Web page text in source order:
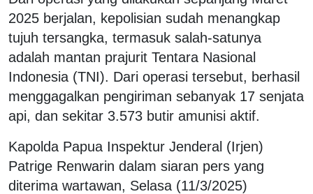
2025 berjalan, kepolisian sudah menangkap
tujuh tersangka, termasuk salah-satunya
adalah mantan prajurit Tentara Nasional
Indonesia (TNI). Dari operasi tersebut, berhasil
menggagalkan pengiriman sebanyak 17 senjata
api, dan sekitar 3.573 butir amunisi aktif.
Kapolda Papua Inspektur Jenderal (Irjen)
Patrige Renwarin dalam siaran pers yang
diterima wartawan, Selasa (11/3/2025)